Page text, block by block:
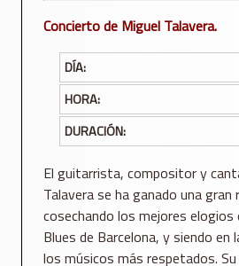
Concierto de Miguel Talavera.
DÍA:
HORA:
DURACIÓN:
El guitarrista, compositor y
Talavera se ha ganado una gran
cosechando los mejores elogios
Blues de Barcelona, y siendo en
los músicos más respetados. Su